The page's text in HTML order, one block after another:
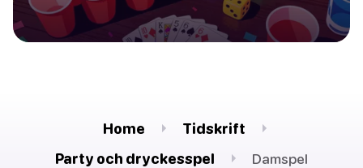
Home
Tidskrift
Party och dryckesspel
Damspel